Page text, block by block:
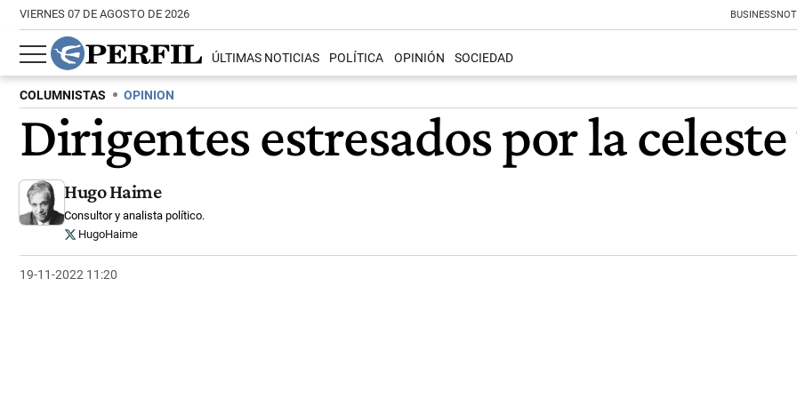
VIERNES 07 DE AGOSTO DE 2026 BUSINESS
ÚLTIMAS NOTICIAS POLÍTICA OPINIÓN SOCIEDAD
COLUMNISTAS OPINION
Dirigentes estresados por la
Hugo Haime
Consultor y analista político.
HugoHaime
19-11-2022 11:20